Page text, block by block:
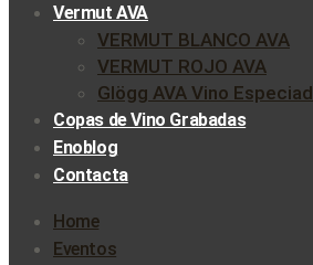
Vermut AVA
VERMUT BLANCO AVA
VERMUT ROJO AVA
Glögg AVA Vino
Copas de Vino Grabadas
Enoblog
Contacta
Home
Eventos